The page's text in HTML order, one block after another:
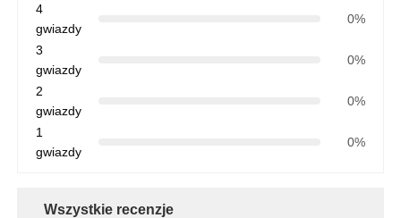
Wspornik RO
4
gwiazdy
0%
3
gwiazdy
0%
2
gwiazdy
0%
1
gwiazdy
0%
Wszystkie recenzje